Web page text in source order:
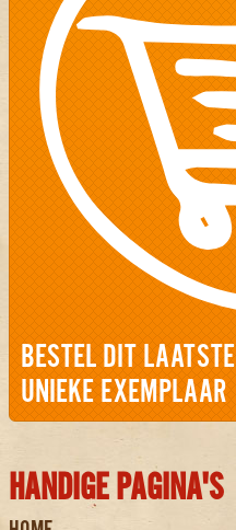
BESTEL DIT LAATSTE
UNIEKE EXEMPLAAR
HANDIGE PAGINA'S